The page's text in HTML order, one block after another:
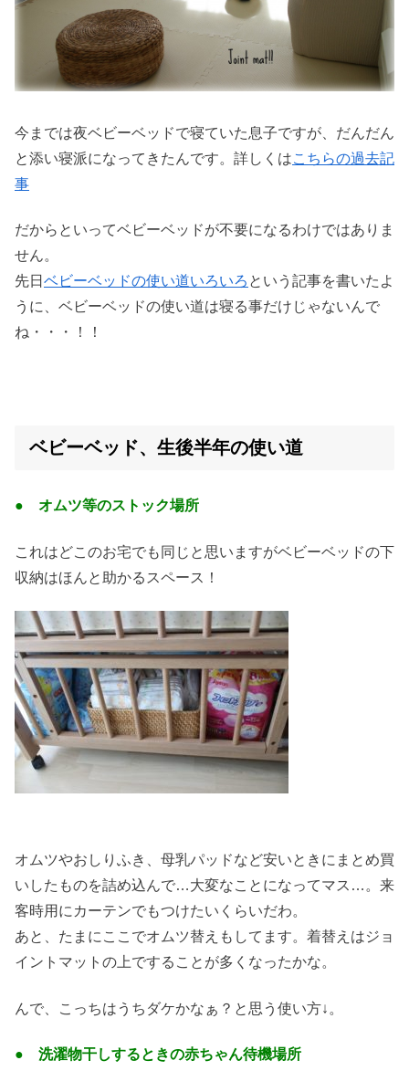
今までは夜ベビーベッドで寝ていた息子ですが、だんだん
と添い寝派になってきたんです。詳しくはこちらの過去記
事
だからといってベビーベッドが不要になるわけではありま
せん。
先日 ベビーベッドの使い道いろいろ という記事を書いたよ
うに、ベビーベッドの使い道は寝る事だけじゃないんで
ね・・・！！
ベビーベッド、生後半年の使い道
● オムツ等のストック場所
これはどこのお宅でも同じと思いますがベビーベッドの下
収納はほんと助かるスペース！
オムツやおしりふき、母乳パッドなど安いときにまとめ買
いしたものを詰め込んで…大変なことになってマス…。来
客時用にカーテンでもつけたいくらいだわ。
あと、たまにここでオムツ替えもしてます。着替えはジョ
イントマットの上ですることが多くなったかな。
んで、こっちはうちダケかなぁ？と思う使い方↓。
● 洗濯物干しするときの赤ちゃん待機場所